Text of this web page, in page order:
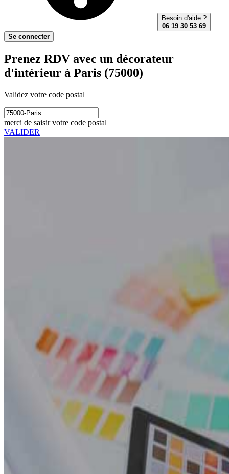
Besoin d'aide ?
06 19 30 53 69
Se connecter
Prenez RDV avec un décorateur
d'intérieur à Paris (75000)
Validez votre code postal
merci de saisir votre code postal
VALIDER